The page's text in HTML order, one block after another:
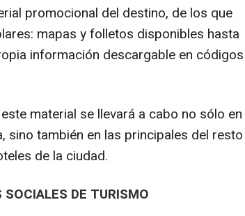
promocional del destino, de los que
mapas y folletos disponibles hasta
información descargable en códigos
material se llevará a cabo no sólo en
sino también en las principales del resto
de la ciudad.
SOCIALES DE TURISMO